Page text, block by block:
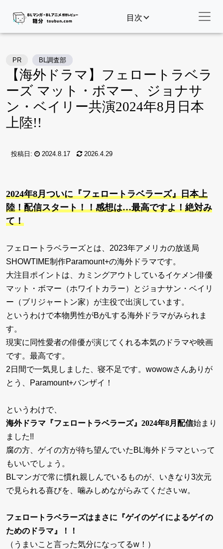
目次
PR BL調査部
【海外ドラマ】フェロートラベラ
ーズ マット・ボマー、ジョナサ
ン・ベイリー共演2024年8月日本
上陸!!
投稿日: 2024.8.17 2026.4.29
2024年8月ついに『フェロートラベラーズ』日本上
陸！配信スタート！！感想は…最高ですよ！絶対み
て！
フェロートラベラーズとは、2023年アメリカの放送局
SHOWTIME制作Paramount+の海外ドラマです。
大注目ポイントは、カミングアウトしているイケメン俳優
マット・ボマー（ホワイトカラー）とジョナサン・ベイリ
ー（ブリジャートン家）が主役で出演しています。
というわけで本物男性がBがLする海外ドラマがみられま
す。
現実に同性愛者の俳優が演じてくれる本気のドラマや映画
です。最高です。
2日間で一気見しました、寝不足です。wowowさんありが
とう、Paramount+バンザイ！
というわけで、
海外ドラマ『フェロートラベラーズ』2024年8月配信始まり
ました!!
腐の方、ゲイの方が待ち望んでいたBL海外ドラマといって
もいいでしょう。
BLマンガで常に慣れ親しんでいるものが、いきなり3次元
で見られる喜びを、噛みしめながらみてくださいw。
フェロートラベラーズはまさに『ゲイのゲイによるゲイの
ためのドラマ』！！
（うまいこと言った気分になってるw！）